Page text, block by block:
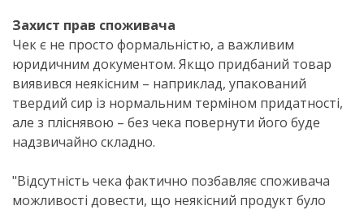
Захист прав споживача
Чек є не просто формальністю, а важливим
юридичним документом. Якщо придбаний товар
виявився неякісним – наприклад, упакований
твердий сир із нормальним терміном придатності,
але з пліснявою – без чека повернути його буде
надзвичайно складно.
"Відсутність чека фактично позбавляє споживача
можливості довести, що неякісний продукт було